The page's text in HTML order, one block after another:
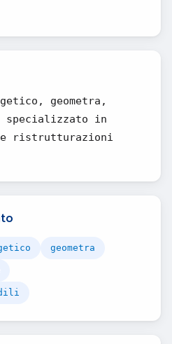
geometra,
specializzato in
e ristrutturazioni
geometra